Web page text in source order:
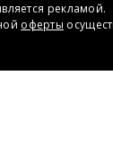
рекламой.
оферты